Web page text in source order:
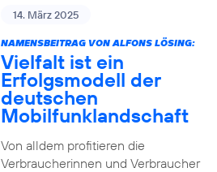
14. März 2025
NAMENSBEITRAG VON ALFONS LÖSING:
Vielfalt ist ein
Erfolgsmodell der
deutschen
Mobilfunklandschaft
Von alldem profitieren die
Verbraucherinnen und Verbraucher